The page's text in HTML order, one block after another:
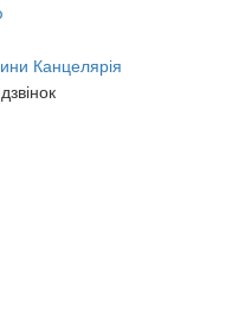
Канцелярія